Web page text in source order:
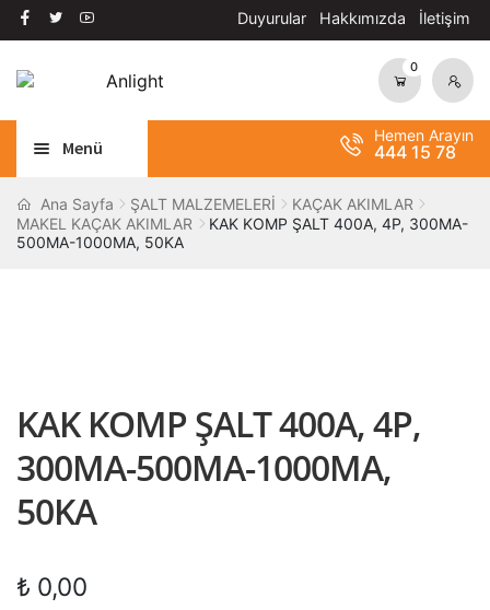
Duyurular Hakkımızda İletişim
Dolaşıma
İçeriğe
0
Menü
AYDINLATMA
OTOMASYON
BANT / YAPIŞTIRICILAR
ŞALT MALZEMELERİ
KABLO
Hemen Arayın
444 15 78
Ana Sayfa ŞALT MALZEMELERİ
KAÇAK AKIMLAR
MAKEL KAÇAK AKIMLAR
KAK KOMP ŞALT 400A, 4P, 300MA-
500MA-1000MA, 50KA
KAK KOMP ŞALT 400A, 4P,
300MA-500MA-1000MA,
50KA
₺ 0,00